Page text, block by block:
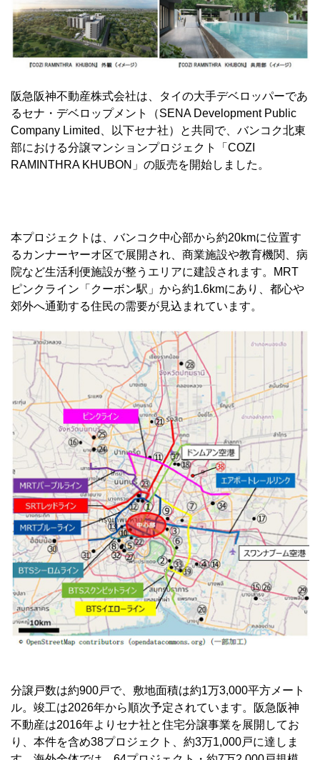
阪急阪神不動産株式会社は、タイの大手デベロッパーであ
るセナ・デベロップメント（SENA Development Public
Company Limited、以下セナ社）と共同で、バンコク北東
部における分譲マンションプロジェクト「COZI
RAMINTHRA KHUBON」の販売を開始しました。
本プロジェクトは、バンコク中心部から約20kmに位置す
るカンナーヤーオ区で展開され、商業施設や教育機関、病
院など生活利便施設が整うエリアに建設されます。MRT
ピンクライン「クーボン駅」から約1.6kmにあり、都心や
郊外へ通勤する住民の需要が見込まれています。
分譲戸数は約900戸で、敷地面積は約1万3,000平方メート
ル。竣工は2026年から順次予定されています。阪急阪神
不動産は2016年よりセナ社と住宅分譲事業を展開してお
り、本件を含め38プロジェクト、約3万1,000戸に達しま